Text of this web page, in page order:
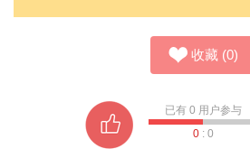
收藏 (0)
已有 0 用户参与
0: 0